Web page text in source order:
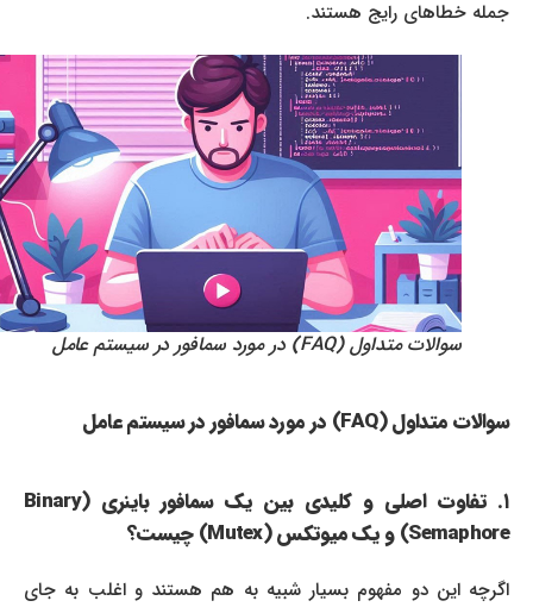
جمله خطاهای رایج هستند.
سوالات متداول (FAQ) در مورد سمافور در سیستم عامل
سوالات متداول (FAQ) در مورد سمافور در سیستم عامل
۱. تفاوت اصلی و کلیدی بین یک سمافور باینری (Binary
Semaphore) و یک میوتکس (Mutex) چیست؟
اگرچه این دو مفهوم بسیار شبیه به هم هستند و اغلب به جای